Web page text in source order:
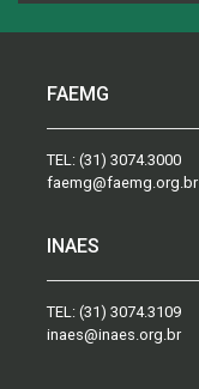
FAEMG
TEL: (31) 3074.3000
faemg@faemg.org.br
INAES
TEL: (31) 3074.3109
inaes@inaes.org.br